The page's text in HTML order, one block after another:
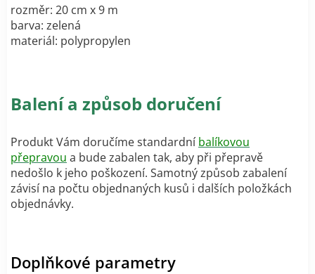
rozměr: 20 cm x 9 m
barva: zelená
materiál: polypropylen
Balení a způsob doručení
Produkt Vám doručíme standardníbalíkovou
přepravou a bude zabalen tak, aby při přepravě
nedošlo k jeho poškození. Samotný způsob zabalení
závisí na počtu objednaných kusů i dalších položkách
objednávky.
Doplňkové parametry